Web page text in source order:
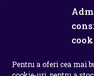
Pentru a oferi cea mai
Isu dambovita Basarab I
Ministerul Educației